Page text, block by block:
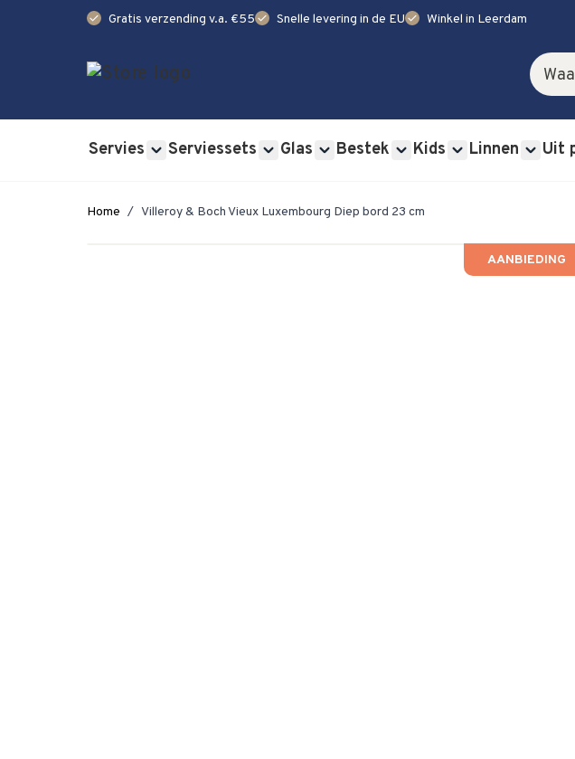
check Gratis verzending v.a. €55check Snelle levering in de EUcheck Winkel in Leerdam
Zoek
Servies Serviessets Glas Bestek Kids Linnen Uit
Home / Villeroy & Boch Vieux Luxembourg Diep bord 23 cm
AANBIEDING